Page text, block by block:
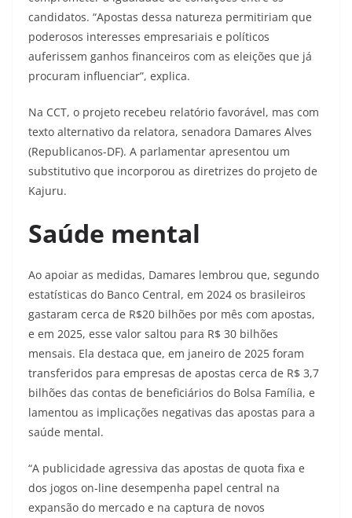
candidatos. “Apostas dessa natureza permitiriam que
poderosos interesses empresariais e políticos
auferissem ganhos financeiros com as eleições que já
procuram influenciar”, explica.
Na CCT, o projeto recebeu relatório favorável, mas com
texto alternativo da relatora, senadora Damares Alves
(Republicanos-DF). A parlamentar apresentou um
substitutivo que incorporou as diretrizes do projeto de
Kajuru.
Saúde mental
Ao apoiar as medidas, Damares lembrou que, segundo
estatísticas do Banco Central, em 2024 os brasileiros
gastaram cerca de R$20 bilhões por mês com apostas,
e em 2025, esse valor saltou para R$ 30 bilhões
mensais. Ela destaca que, em janeiro de 2025 foram
transferidos para empresas de apostas cerca de R$ 3,7
bilhões das contas de beneficiários do Bolsa Família, e
lamentou as implicações negativas das apostas para a
saúde mental.
“A publicidade agressiva das apostas de quota fixa e
dos jogos on-line desempenha papel central na
expansão do mercado e na captura de novos